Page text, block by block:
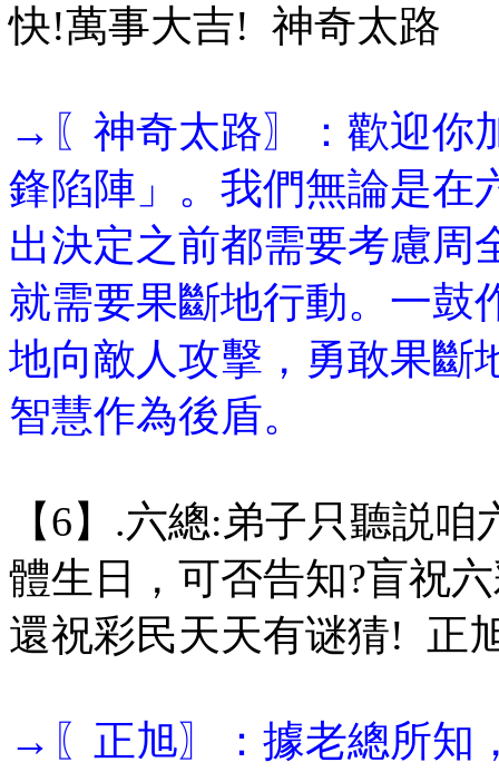
快!萬事大吉! 神奇太路
→〖神奇太路〗：歡迎你
鋒陷陣」。我們無論是在
出決定之前都需要考慮周
就需要果斷地行動。一鼓
地向敵人攻擊，勇敢果斷
智慧作為後盾。
【6】.六總:弟子只聽説
體生日，可否告知?盲祝
還祝彩民天天有谜猜! 正
→〖正旭〗：據老總所知